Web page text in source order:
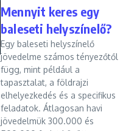
Mennyit keres egy
baleseti helyszínelő?
Egy baleseti helyszínelő
jövedelme számos tényezőtől
függ, mint például a
tapasztalat, a földrajzi
elhelyezkedés és a specifikus
feladatok. Átlagosan havi
jövedelmük 300.000 és